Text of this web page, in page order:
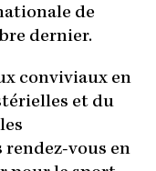
de
dernier.
conviviaux en
et du
rendez-vous en